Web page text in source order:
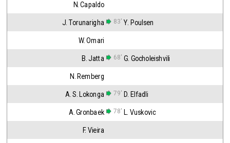
N. Capaldo
J. Torunarigha 83' Y. Poulsen
W. Omari
B. Jatta 68' G. Gocholeishvili
N. Remberg
A. S. Lokonga 79' D. Elfadli
A. Gronbaek 78' L. Vuskovic
F. Vieira